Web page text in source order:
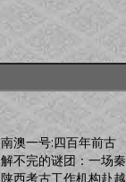
南澳一号:四百年前古
解不完的谜团：一场秦
陕西考古工作机构赴越